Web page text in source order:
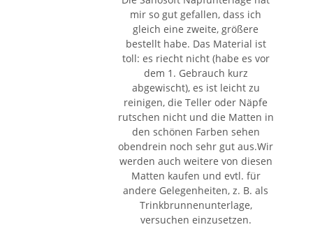
mir so gut gefallen, dass ich
gleich eine zweite, größere
bestellt habe. Das Material ist
toll: es riecht nicht (habe es vor
dem 1. Gebrauch kurz
abgewischt), es ist leicht zu
reinigen, die Teller oder Näpfe
rutschen nicht und die Matten in
den schönen Farben sehen
obendrein noch sehr gut aus.Wir
werden auch weitere von diesen
Matten kaufen und evtl. für
andere Gelegenheiten, z. B. als
Trinkbrunnenunterlage,
versuchen einzusetzen.